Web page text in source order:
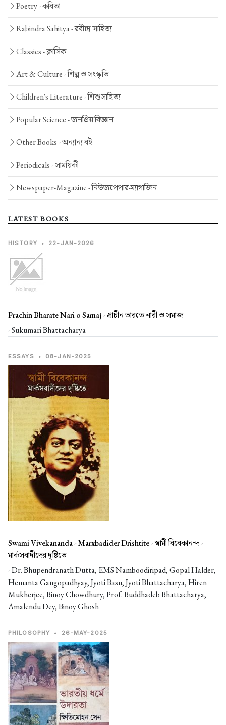
Poetry -কবিতা
Rabindra Sahitya -রবীন্দ্র সাহিত্য
Classics -ক্লাসিক
Art & Culture -শিল্প ও সংস্কৃতি
Children's Literature -শিশুসাহিত্য
Popular Science -জনপ্রিয় বিজ্ঞান
Other Books -অন্যান্য বই
Periodicals -সাময়িকী
Newspaper-Magazine -নিউজপেপার-ম্যাগাজিন
LATEST BOOKS
HISTORY • 22-JAN-2026
Prachin Bharate Nari o Samaj -প্রাচীন ভারতে নারী ও সমাজ
- Sukumari Bhattacharya
ESSAYS • 08-JAN-2025
Swami Vivekananda - Marxbadider Drishtite -স্বামী বিবেকানন্দ -
মার্কসবাদীদের দৃষ্টিতে
- Dr. Bhupendranath Dutta, EMS Namboodiripad, Gopal Halder,
Hemanta Gangopadhyay, Jyoti Basu, Jyoti Bhattacharya, Hiren
Mukherjee, Binoy Chowdhury, Prof. Buddhadeb Bhattacharya,
Amalendu Dey, Binoy Ghosh
PHILOSOPHY • 26-MAY-2025